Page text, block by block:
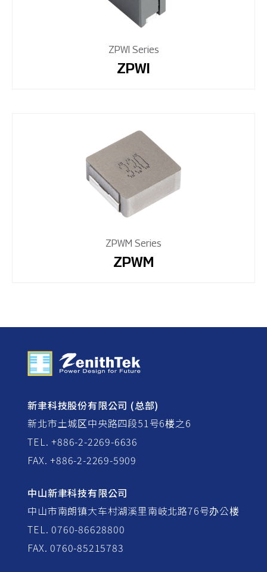
ZPWI Series
ZPWI
ZPWM Series
ZPWM
新聿科技股份有限公司 (总部)
新北市土城区中央路四段51号6楼之6
TEL. +886-2-2269-6636
FAX. +886-2-2269-5909
中山新聿科技有限公司
中山市南朗镇大车村湖溪里南岐北路76号办公楼
TEL. 0760-86628800
FAX. 0760-85215783